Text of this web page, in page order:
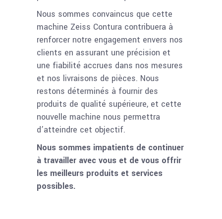
Nous sommes convaincus que cette
machine Zeiss Contura contribuera à
renforcer notre engagement envers nos
clients en assurant une précision et
une fiabilité accrues dans nos mesures
et nos livraisons de pièces. Nous
restons déterminés à fournir des
produits de qualité supérieure, et cette
nouvelle machine nous permettra
d’atteindre cet objectif.
Nous sommes impatients de continuer
à travailler avec vous et de vous offrir
les meilleurs produits et services
possibles.